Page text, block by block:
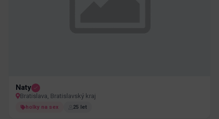
Naty
Bratislava, Bratislavský kraj
holky na sex 25 let